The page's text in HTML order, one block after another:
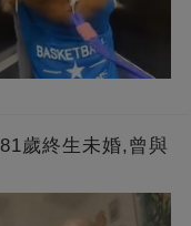
歲終生未婚,曾與